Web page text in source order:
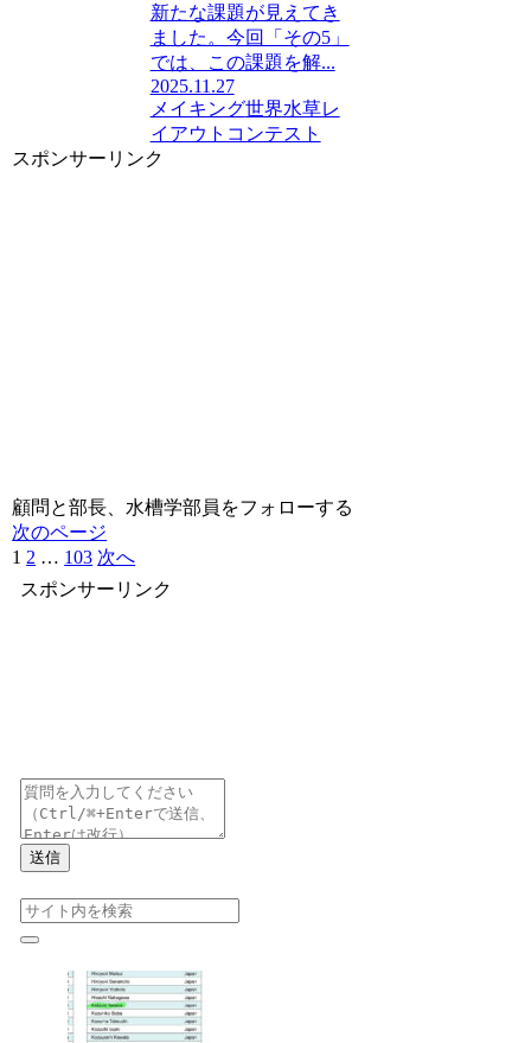
新たな課題が見えてき
ました。今回「その5」
では、この課題を解...
2025.11.27
メイキング世界水草レ
イアウトコンテスト
スポンサーリンク
顧問と部長、水槽学部員をフォローする
次のページ
1 2 … 103 次へ
スポンサーリンク
送信